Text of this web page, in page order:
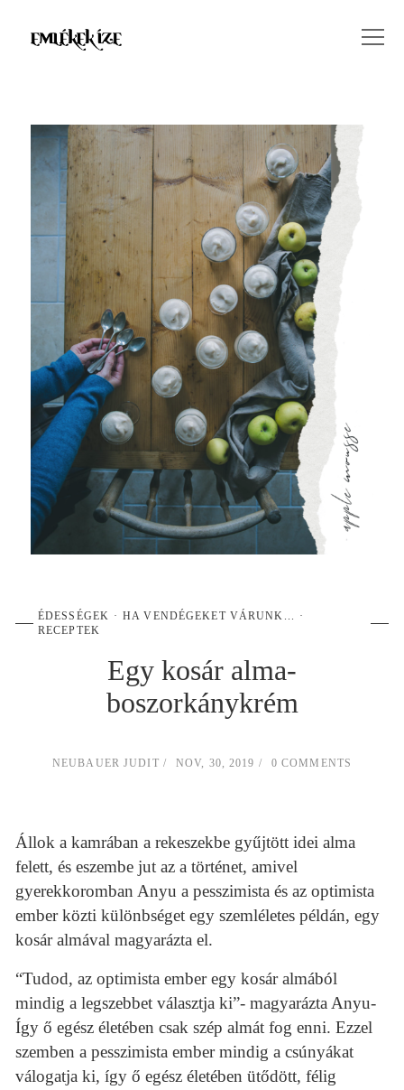
ÉDESSÉGEK
HA VENDÉGEKET VÁRUNK...
RECEPTEK
Egy kosár alma-
boszorkánykrém
NEUBAUER JUDIT NOV, 30, 2019 0 COMMENTS
Állok a kamrában a rekeszekbe gyűjtött idei alma
felett, és eszembe jut az a történet, amivel
gyerekkoromban Anyu a pesszimista és az optimista
ember közti különbséget egy szemléletes példán, egy
kosár almával magyarázta el.
“Tudod, az optimista ember egy kosár almából
mindig a legszebbet választja ki”- magyarázta Anyu-
Így ő egész életében csak szép almát fog enni. Ezzel
szemben a pesszimista ember mindig a csúnyákat
válogatja ki, így ő egész életében ütődött, félig